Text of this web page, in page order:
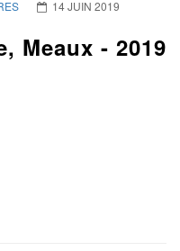
14 JUIN 2019
Meaux - 2019